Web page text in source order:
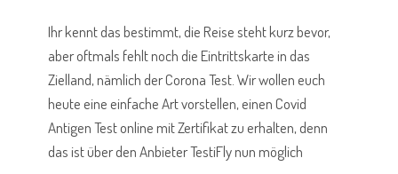
Ihr kennt das bestimmt, die Reise steht kurz bevor,
aber oftmals fehlt noch die Eintrittskarte in das
Zielland, nämlich der Corona Test. Wir wollen euch
heute eine einfache Art vorstellen, einen Covid
Antigen Test online mit Zertifikat zu erhalten, denn
das ist über den Anbieter TestiFly nun möglich